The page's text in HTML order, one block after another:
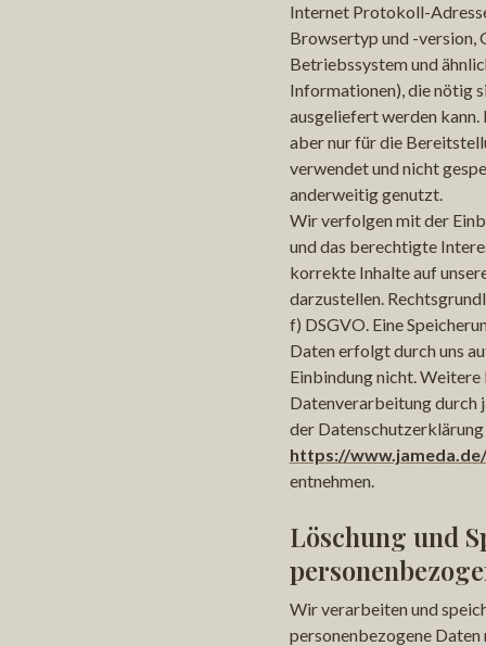
Internet Protokoll-
Browsertyp und -version,
Betriebssystem und
Informationen), die nötig
ausgeliefert werden kann.
aber nur für die
verwendet und nicht
anderweitig genutzt.
Wir verfolgen mit der
und das berechtigte
korrekte Inhalte auf
darzustellen.
f) DSGVO. Eine
Daten erfolgt durch uns
Einbindung nicht.
Datenverarbeitung durch
der Datenschutzerklärung
https://
entnehmen.
Löschung und
Wir verarbeiten und
personenbezogene